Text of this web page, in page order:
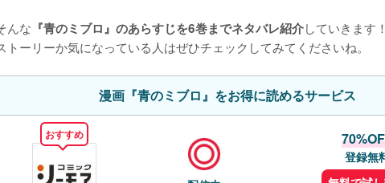
んな 『青のミブロ』のあらすじを6巻までネタバレ紹介していきます
トーリーか気になっている人はぜひチェックしてみてくださいね。
漫画『青のミブロ』をお得に読めるサービス
おすすめ
登録無